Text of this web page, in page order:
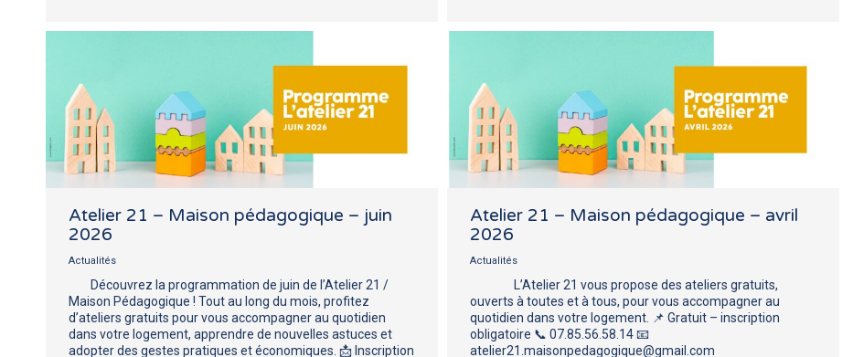
Atelier 21 – Maison pédagogique – juin
2026
Actualités
Découvrez la programmation de juin de l’Atelier 21 /
Maison Pédagogique ! Tout au long du mois, profitez
d’ateliers gratuits pour vous accompagner au quotidien
dans votre logement, apprendre de nouvelles astuces et
adopter des gestes pratiques et économiques. 📩 Inscription
Atelier 21 – Maison pédagogique – avril
2026
Actualités
L’Atelier 21 vous propose des ateliers gratuits,
ouverts à toutes et à tous, pour vous accompagner au
quotidien dans votre logement. 📌 Gratuit – inscription
obligatoire 📞 07.85.56.58.14 📧
atelier21.maisonpedagogique@gmail.com